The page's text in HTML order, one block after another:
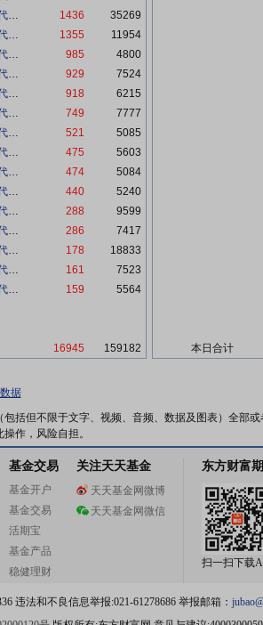
国泰君安（代客） 1436
35269
银河期货（代客） 1355
11954
广发期货（代客） 985
4800
中信建投（代客） 929
7524
国联期货（代客） 918
6215
东证期货（代客） 749
7777
海通期货（代客） 521
5085
招商期货（代客） 475
5603
中粮期货（代客） 474
5084
五矿期货（代客） 440
5240
浙商期货（代客） 288
9599
东吴期货（代客） 286
7417
华泰期货（代客） 178
18833
国贸期货（代客） 161
7523
光大期货（代客） 159 5564
16945 159182 本日合计
据
括但不限于文字、视频、音频、数据及图表）全部
作，风险自担。
基金交易
基金开户
基金交易
活期宝
基金产品
稳健理财
关注天天基金
天天基金网微博
天天基金网微信
东方财富
扫一扫下载
违法和不良信息举报:021-61278686 举报邮箱：